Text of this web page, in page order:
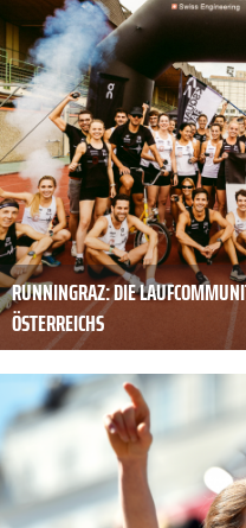
RUNNINGRAZ: DIE
STERREICHS